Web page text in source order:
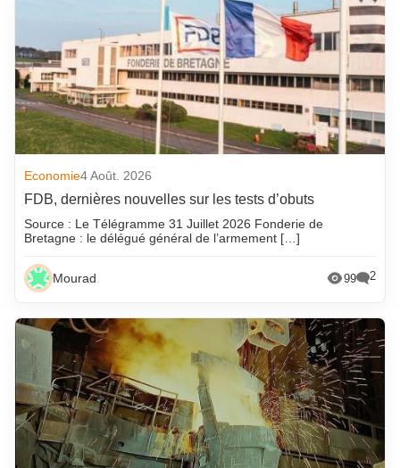
Economie4 Août. 2026
FDB, dernières nouvelles sur les tests d’obuts
Source : Le Télégramme 31 Juillet 2026 Fonderie de
Bretagne : le délégué général de l’armement […]
Mourad 99 2